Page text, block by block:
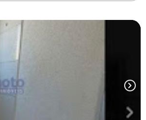
chevron_right